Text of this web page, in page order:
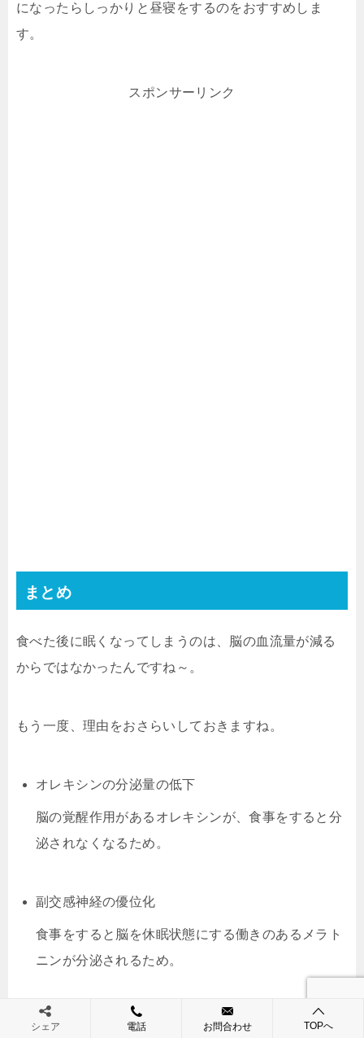
になったらしっかりと昼寝をするのをおすすめしま
す。
スポンサーリンク
まとめ
食べた後に眠くなってしまうのは、脳の血流量が減る
からではなかったんですね～。
もう一度、理由をおさらいしておきますね。
オレキシンの分泌量の低下
脳の覚醒作用があるオレキシンが、食事をすると分
泌されなくなるため。
副交感神経の優位化
食事をすると脳を休眠状態にする働きのあるメラト
ニンが分泌されるため。
シェア 電話 お問合わせ TOPへ